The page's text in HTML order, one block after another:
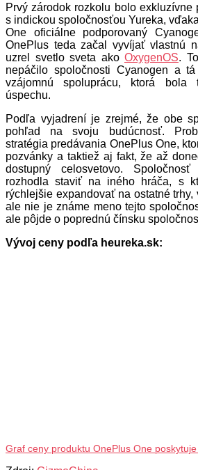
Prvý zárodok rozkolu bolo exkluzívne
s indickou spoločnosťou Yureka,
One oficiálne podporovaný
OnePlus teda začal vyvíjať vlastnú
uzrel svetlo sveta ako OxygenOS.
nepáčilo spoločnosti Cyanogen a
vzájomnú spoluprácu, ktorá bola
úspechu.
Podľa vyjadrení je zrejmé, že obe
pohľad na svoju budúcnosť.
stratégia predávania OnePlus One,
pozvánky a taktiež aj fakt, že až
dostupný celosvetovo.
rozhodla staviť na iného hráča, s
rýchlejšie expandovať na ostatné trhy,
ale nie je známe meno tejto
ale pôjde o poprednú čínsku
Vývoj ceny podľa heureka.sk:
Graf ceny produktu OnePlus One